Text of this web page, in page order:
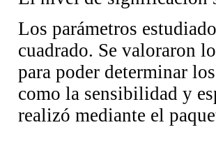
Los parámetros
cuadrado. Se valoraron
para poder determinar
como la sensibilidad y
realizó mediante el